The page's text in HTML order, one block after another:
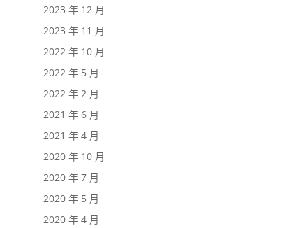
2023 年 12 月
2023 年 11 月
2022 年 10 月
2022 年 5 月
2022 年 2 月
2021 年 6 月
2021 年 4 月
2020 年 10 月
2020 年 7 月
2020 年 5 月
2020 年 4 月